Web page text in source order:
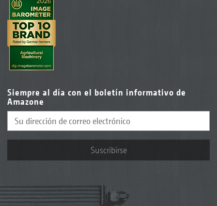
Siempre al día con el boletín informativo de
Amazone
Suscribirse